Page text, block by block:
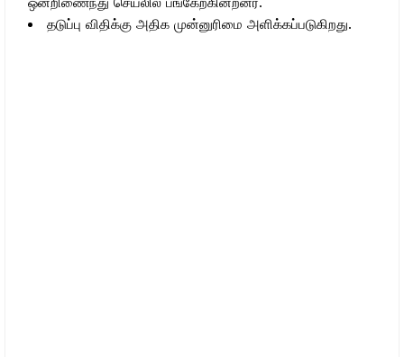
தடுப்பு விதிக்கு அதிக முன்னுரிமை அளிக்கப்படுகிறது.